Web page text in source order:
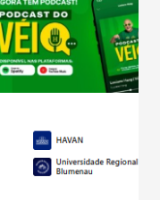
já que o
dos anos recentes.
de 2025, 40% dos
e outros 40%
de
19%, pouco abaixo
1% não existiam em
também